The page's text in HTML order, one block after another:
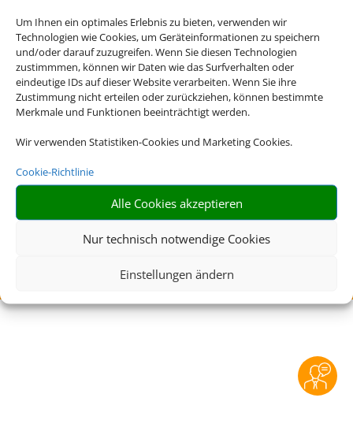
Um Ihnen ein optimales Erlebnis zu bieten, verwenden wir
Technologien wie Cookies, um Geräteinformationen zu speichern
und/oder darauf zuzugreifen. Wenn Sie diesen Technologien
zustimmmen, können wir Daten wie das Surfverhalten oder
eindeutige IDs auf dieser Website verarbeiten. Wenn Sie ihre
Zustimmung nicht erteilen oder zurückziehen, können bestimmte
Merkmale und Funktionen beeinträchtigt werden.
Wir verwenden Statistiken-Cookies und Marketing Cookies.
Cookie-Richtlinie
Alle Cookies akzeptieren
Nur technisch notwendige Cookies
Einstellungen ändern
Rechtliche Informationen
In|Service|Blacklisted Airlines|AGB|
Barrierefreiheitserklärung
©2026 • Schmetterling